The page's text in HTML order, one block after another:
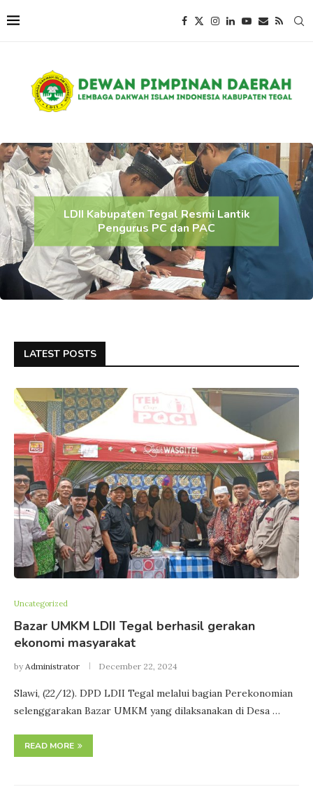
LDII Kabupaten Tegal Resmi Lantik
Pengurus PC dan PAC
LATEST POSTS
Uncategorized
Bazar UMKM LDII Tegal berhasil gerakan
ekonomi masyarakat
by Administrator December 22, 2024
Slawi, (22/12). DPD LDII Tegal melalui bagian Perekonomian
selenggarakan Bazar UMKM yang dilaksanakan di Desa …
READ MORE